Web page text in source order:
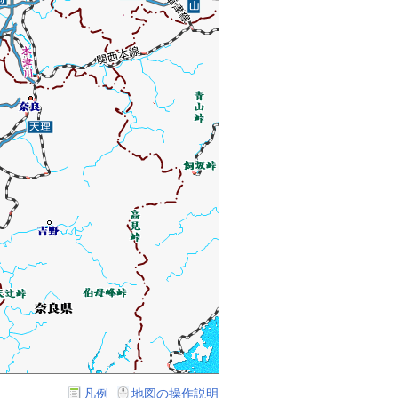
凡例 地図の操作説明